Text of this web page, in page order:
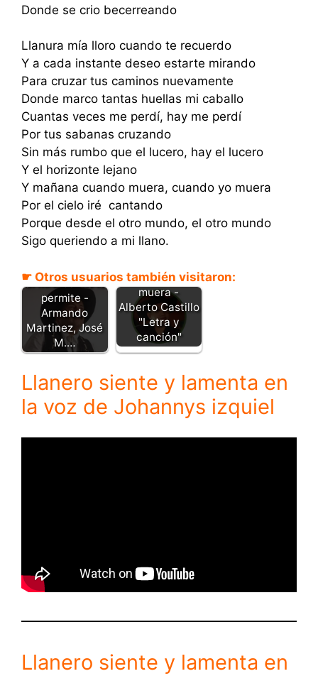
Donde se crio becerreando
Llanura mía lloro cuando te recuerdo
Y a cada instante deseo estarte mirando
Para cruzar tus caminos nuevamente
Donde marco tantas huellas mi caballo
Cuantas veces me perdí, hay me perdí
Por tus sabanas cruzando
Sin más rumbo que el lucero, hay el lucero
Y el horizonte lejano
Y mañana cuando muera, cuando yo muera
Por el cielo iré cantando
Porque desde el otro mundo, el otro mundo
Sigo queriendo a mi llano.
☛ Otros usuarios también visitaron:
Si mi Dios me lo
permite -
Armando
Martinez, José
M.…
Cuando yo
muera -
Alberto Castillo
"Letra y
canción"
Llanero siente y lamenta en
la voz de Johannys izquiel
Llanero siente y lamenta en